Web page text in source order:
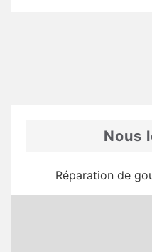
Nous
Réparation de